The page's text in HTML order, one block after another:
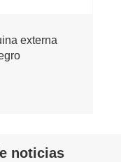
externa
noticias